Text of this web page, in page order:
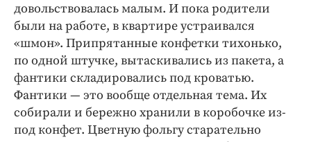
Издания
Медиаперсона
Интересное чтиво
Клиника года
Бренд года
Работодатель года
довольствовалась малым. И пока родители
были на работе, в квартире устраивался
«шмон». Припрятанные конфетки тихонько,
по одной штучке, вытаскивались из пакета, а
фантики складировались под кроватью.
Фантики — это вообще отдельная тема. Их
собирали и бережно хранили в коробочке из-
под конфет. Цветную фольгу старательно